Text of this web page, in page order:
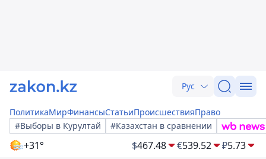
Рус
ПолитикаМирФинансыСтатьиПроисшествияПраво
#Выборы в Курултай
#Казахстан в сравнении
+31° $467.48 €539.52 ₽5.73